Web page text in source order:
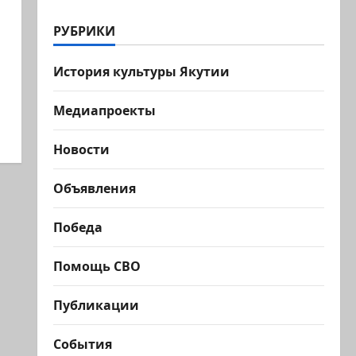
РУБРИКИ
История культуры Якутии
Медиапроекты
Новости
Объявления
Победа
Помощь СВО
Публикации
События